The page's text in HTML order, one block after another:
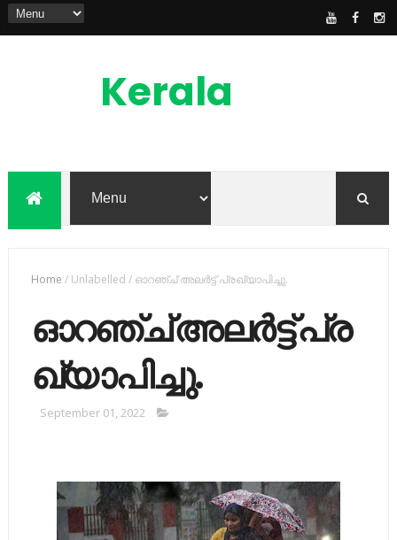
Kerala
Feed
Home /Unlabelled / ഓ​റ​ഞ്ച് അ​ല​ര്‍​ട്ട് പ്ര​ഖ്യാ​പി​ച്ചു.
ഓ​റ​ഞ്ച് അ​ല​ര്‍​ട്ട് പ്ര​
ഖ്യാ​പി​ച്ചു.
September 01, 2022